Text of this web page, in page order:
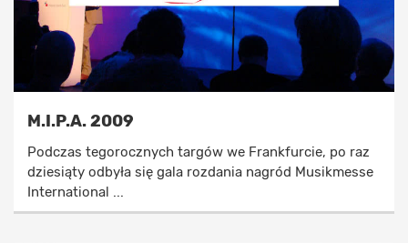
M.I.P.A. 2009
Podczas tegorocznych targów we Frankfurcie, po raz
dziesiąty odbyła się gala rozdania nagród Musikmesse
International ...